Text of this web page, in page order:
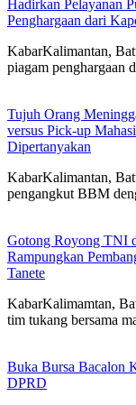
Hadirkan Pelayanan
Penghargaan dari
KabarKalimantan,
piagam
Tujuh Orang
versus Pick-up
Dipertanyakan
KabarKalimantan,
pengangkut BBM
Gotong Royong TNI
Rampungkan
Tanete
KabarKalimamtan,
tim tukang bersama
Buka Bursa Bacalon
DPRD